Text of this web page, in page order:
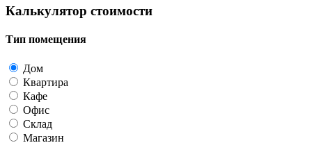
Калькулятор стоимости
Тип помещения
Дом
Квартира
Кафе
Офис
Склад
Магазин